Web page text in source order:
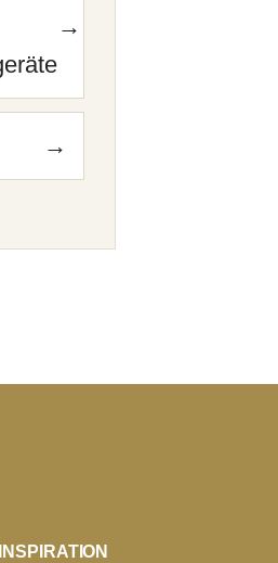
→
→
INSPIRATION